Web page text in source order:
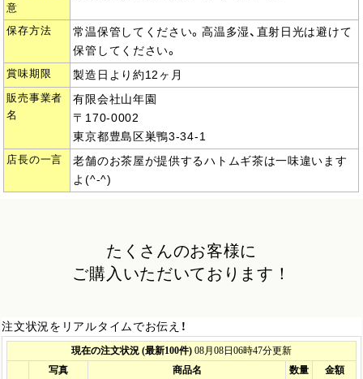
意
保存方法
常温保管してください。高温多湿、直射日光は避けて
保管してください。
賞味期限 製造日より約12ヶ月
販売事業者
名
有限会社山年園
〒170-0002
東京都豊島区巣鴨3-34-1
店長の一言
老舗のお茶屋が提供するハトムギ茶は一味違います
よ(^-^)
たくさんのお客様に
ご購入いただいております！
注文状況をリアルタイムでお伝え！